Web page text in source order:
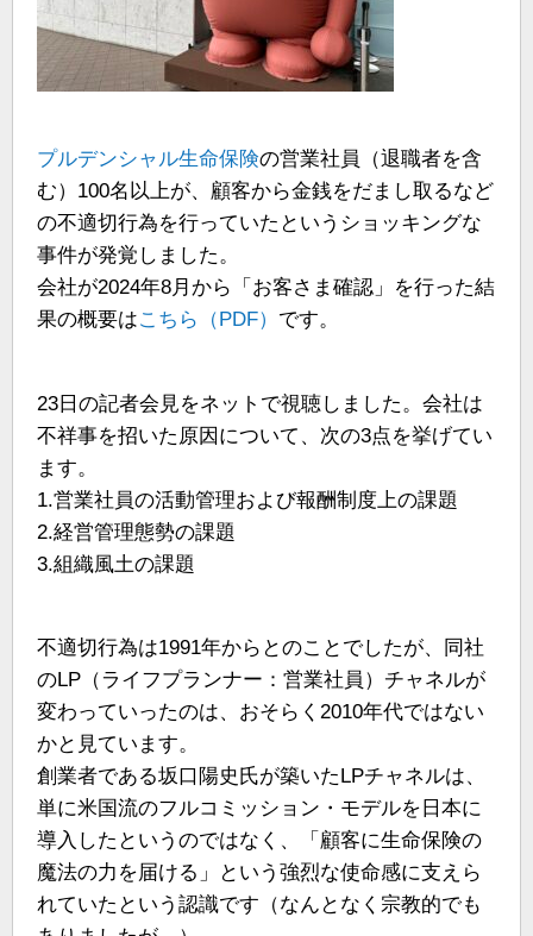
プルデンシャル生命保険の営業社員（退職者を含
む）100名以上が、顧客から金銭をだまし取るなど
の不適切行為を行っていたというショッキングな
事件が発覚しました。
会社が2024年8月から「お客さま確認」を行った結
果の概要はこちら（PDF） です。
23日の記者会見をネットで視聴しました。会社は
不祥事を招いた原因について、次の3点を挙げてい
ます。
1.営業社員の活動管理および報酬制度上の課題
2.経営管理態勢の課題
3.組織風土の課題
不適切行為は1991年からとのことでしたが、同社
のLP（ライフプランナー：営業社員）チャネルが
変わっていったのは、おそらく2010年代ではない
かと見ています。
創業者である坂口陽史氏が築いたLPチャネルは、
単に米国流のフルコミッション・モデルを日本に
導入したというのではなく、「顧客に生命保険の
魔法の力を届ける」という強烈な使命感に支えら
れていたという認識です（なんとなく宗教的でも